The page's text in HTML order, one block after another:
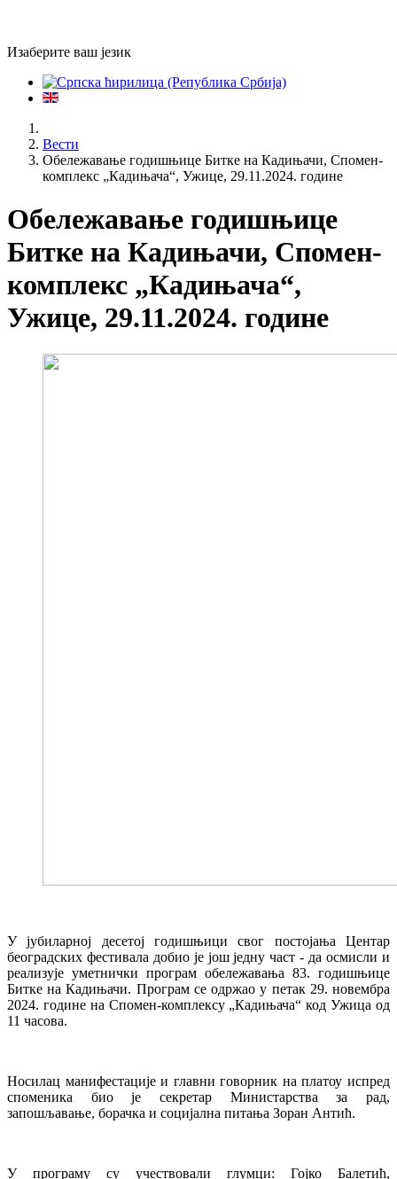
Изаберите ваш језик
Вести
Обележавање годишњице Битке на Кадињачи, Спомен-
комплекс „Кадињача“, Ужице, 29.11.2024. године
Обележавање годишњице
Битке на Кадињачи, Спомен-
комплекс „Кадињача“,
Ужице, 29.11.2024. године
У јубиларној десетој годишњици свог постојања Центар
београдских фестивала добио је још једну част - да осмисли и
реализује уметнички програм обележавања 83. годишњице
Битке на Кадињачи. Програм се одржао у петак 29. новембра
2024. године на Спомен-комплексу „Кадињача“ код Ужица од
11 часова.
Носилац манифестације и главни говорник на платоу испред
споменика био је секретар Министарства за рад,
запошљавање, борачка и социјална питања Зоран Антић.
У програму су учествовали глумци: Гојко Балетић,